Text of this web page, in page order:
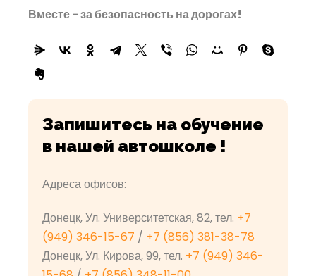
Вместе - за безопасность на дорогах!
Запишитесь на обучение
в нашей автошколе !
Адреса офисов:
Донецк, Ул. Университетская, 82, тел. +7
(949) 346-15-67 / +7 (856) 381-38-78
Донецк, Ул. Кирова, 99, тел. +7 (949) 346-